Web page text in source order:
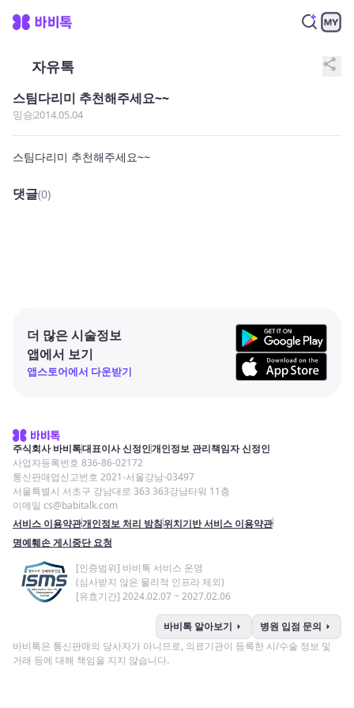
자유톡 share
스팀다리미 추천해주세요~~
밍숑2014.05.04
스팀다리미 추천해주세요~~
댓글(0)
더 많은 시술정보
앱에서 보기
앱스토어에서 다운받기
주식회사 바비톡대표이사 신정인개인정보 관리책임자 신정인
사업자등록번호 836-86-02172
통신판매업신고번호 2021-서울강남-03497
서울특별시 서초구 강남대로 363 363강남타워 11층
이메일 cs@babitalk.com
서비스 이용약관개인정보 처리 방침위치기반 서비스 이용약관
명예훼손 게시중단 요청
[인증범위] 바비톡 서비스 운영
(심사받지 않은 물리적 인프라 제외)
[유효기간] 2024.02.07 ~ 2027.02.06
바비톡 알아보기 arrow_right 병원 입점 문의 arrow_right
바비톡은 통신판매의 당사자가 아니므로, 의료기관이 등록한 시/수술 정보 및
거래 등에 대해 책임을 지지 않습니다.